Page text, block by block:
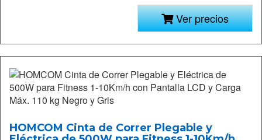
Ver precios
HOMCOM Cinta de Correr Plegable y